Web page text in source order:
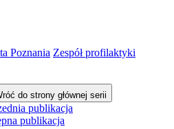
Poznania Zespół profilaktyki
do strony głównej serii
publikacja
publikacja